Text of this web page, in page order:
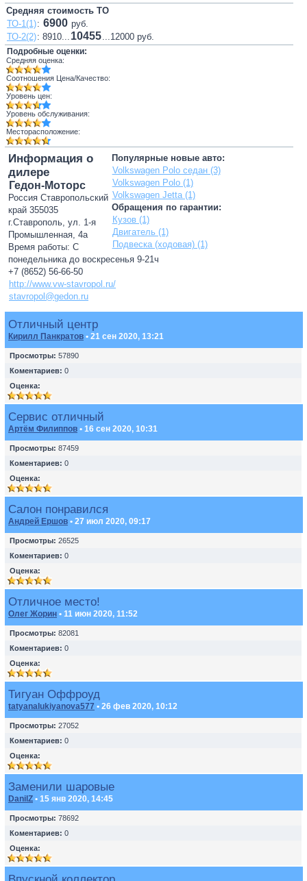
Средняя стоимость ТО
ТО-1(1): 6900 руб.
ТО-2(2): 8910... 10455...12000 руб.
Подробные оценки:
Средняя оценка:
Соотношения Цена/Качество:
Уровень цен:
Уровень обслуживания:
Месторасположение:
Популярные новые авто:
Volkswagen Polo седан (3)
Volkswagen Polo (1)
Volkswagen Jetta (1)
Обращения по гарантии:
Кузов (1)
Двигатель (1)
Подвеска (ходовая) (1)
Информация о
дилере
Гедон-Моторс
Россия Ставропольский
край 355035
г.Ставрополь, ул. 1-я
Промышленная, 4а
Время работы: С
понедельника до воскресенья 9-21ч
+7 (8652) 56-66-50
http://www.vw-stavropol.ru/
stavropol@gedon.ru
Отличный центр
Кирилл Панкратов • 21 сен 2020, 13:21
Просмотры: 57890
Коментариев: 0
Оценка:
Сервис отличный
Артём Филиппов • 16 сен 2020, 10:31
Просмотры: 87459
Коментариев: 0
Оценка:
Салон понравился
Андрей Ершов • 27 июл 2020, 09:17
Просмотры: 26525
Коментариев: 0
Оценка:
Отличное место!
Олег Жорин • 11 июн 2020, 11:52
Просмотры: 82081
Коментариев: 0
Оценка:
Тигуан Оффроуд
tatyanalukiyanova577 • 26 фев 2020, 10:12
Просмотры: 27052
Коментариев: 0
Оценка:
Заменили шаровые
DanilZ • 15 янв 2020, 14:45
Просмотры: 78692
Коментариев: 0
Оценка: